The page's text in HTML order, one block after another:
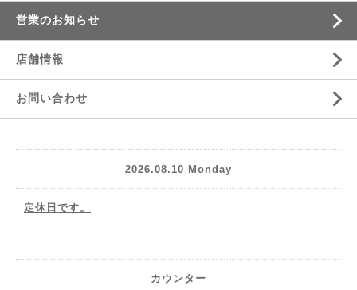
営業のお知らせ
店舗情報
お問い合わせ
2026.08.10 Monday
定休日です。
カウンター